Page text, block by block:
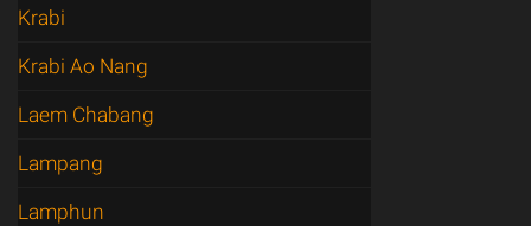
Krabi
Krabi Ao Nang
Laem Chabang
Lampang
Lamphun